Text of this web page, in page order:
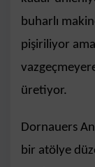
buharlı
pişiriliyor
üretiyor.
Dornauers
bir atölye